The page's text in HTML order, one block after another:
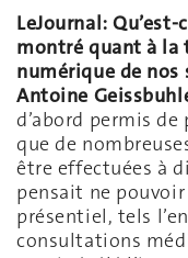
LeJournal:Qu’est-
montré quant à la
numérique de nos
Antoine
d’abord permis
que de
être effectuées à
pensait ne pouvoir
présentiel, tels
consultations